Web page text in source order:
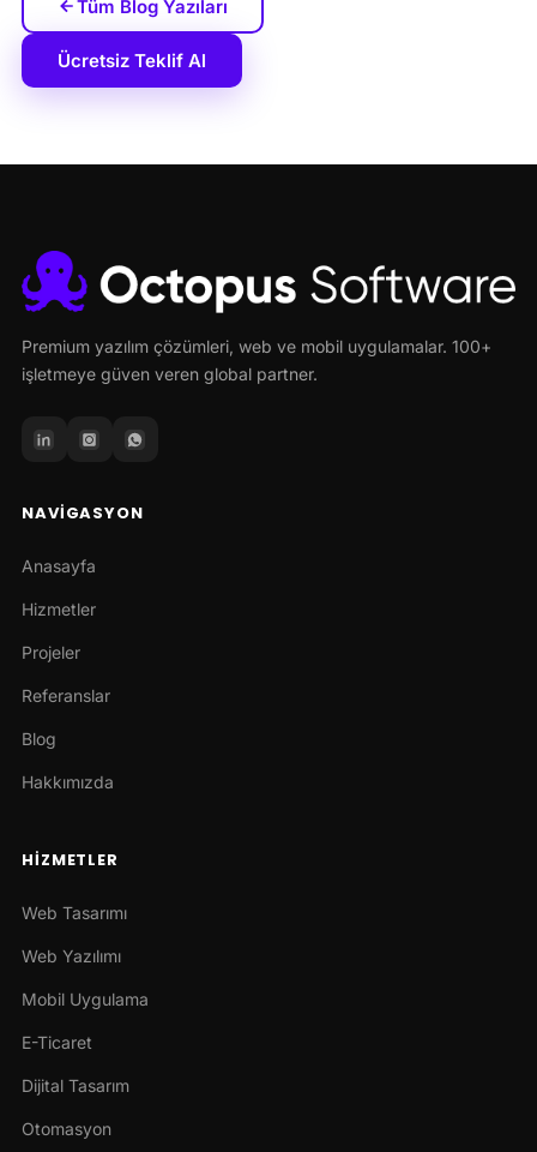
Tüm Blog Yazıları
Ücretsiz Teklif Al
Premium yazılım çözümleri, web ve mobil uygulamalar. 100+
işletmeye güven veren global partner.
NAVIGASYON
Anasayfa
Hizmetler
Projeler
Referanslar
Blog
Hakkımızda
HIZMETLER
Web Tasarımı
Web Yazılımı
Mobil Uygulama
E-Ticaret
Dijital Tasarım
Otomasyon